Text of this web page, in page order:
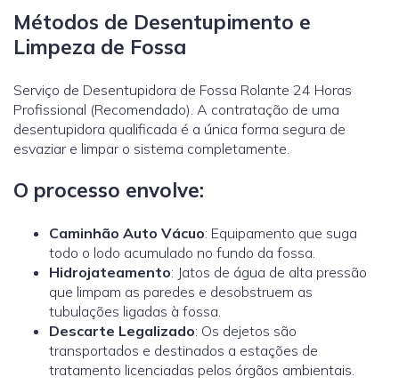
Métodos de Desentupimento e
Limpeza de Fossa
Serviço de Desentupidora de Fossa Rolante 24 Horas
Profissional (Recomendado). A contratação de uma
desentupidora qualificada é a única forma segura de
esvaziar e limpar o sistema completamente.
O processo envolve:
Caminhão Auto Vácuo: Equipamento que suga
todo o lodo acumulado no fundo da fossa.
Hidrojateamento: Jatos de água de alta pressão
que limpam as paredes e desobstruem as
tubulações ligadas à fossa.
Descarte Legalizado: Os dejetos são
transportados e destinados a estações de
tratamento licenciadas pelos órgãos ambientais.